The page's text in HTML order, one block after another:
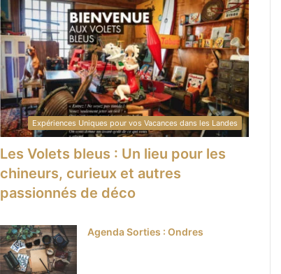
Expériences Uniques pour vos Vacances dans les Landes
Les Volets bleus : Un lieu pour les
chineurs, curieux et autres
passionnés de déco
Agenda Sorties : Ondres